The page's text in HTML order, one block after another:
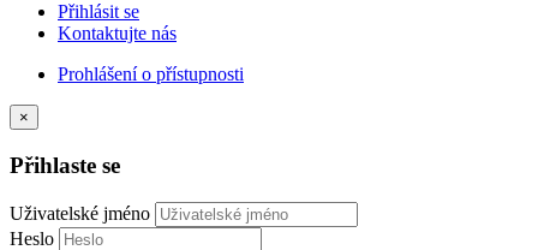
Přihlásit se
Kontaktujte nás
Prohlášení o přístupnosti
×
Přihlaste se
Uživatelské jméno
Heslo